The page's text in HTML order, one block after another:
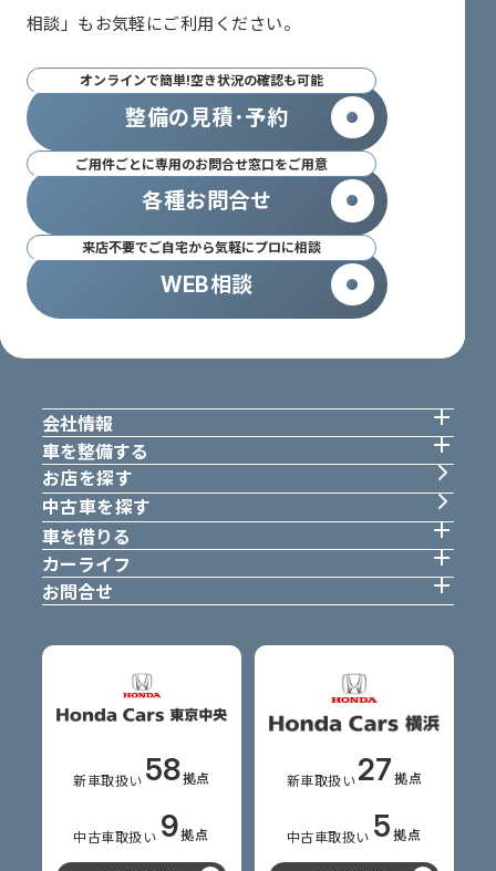
相談」も お気軽にご利用ください。
オンラインで簡単!空き状況の確認も可能
整備の見積･予約
ご用件ごとに専用のお問合せ窓口をご用意
各種お問合せ
来店不要でご自宅から気軽にプロに相談
WEB相談
会社情報
車を整備する
お店を探す
中古車を探す
車を借りる
カーライフ
お問合せ
新車取扱い 58拠点
中古車取扱い 9拠点
新車取扱い 27 拠点
中古車取扱い 5 拠点